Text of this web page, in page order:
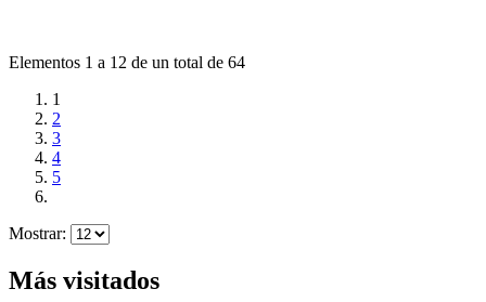
Elementos 1 a 12 de un total de 64
1
2
3
4
5
Mostrar:
Más visitados